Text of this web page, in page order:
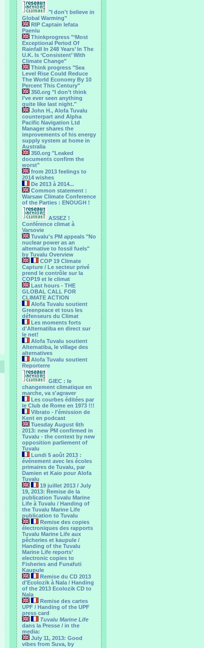
"I don't believe in
Global Warming"
RIP Captain Iefata
Paeniu
Thinkprogress "‘Most
Exceptional Period Of
Rainfall In 248 Years’ In The
U.K. Is ‘Consistent’ With
Climate Change"
Think progress "Sea
Level Rise Could Reduce
The World Economy By 10
Percent This Century"
350.org "I don’t think
I’ve ever seen anything
quite like last night."
John H., Alofa Tuvalu
counterpart and Alpha
Pacific Navigation Ltd
Manager shares the
improvements of his energy
supply system at home in
Australia
350.org "Leaked
documents confirm the
worst"
from 2013 feelings to
2014 wishes
De 2013 à 2014...
Common statement :
Warsaw Climate Conference
of the Parties : ENOUGH !
ASSEZ !
Conférence climat à
Varsovie
Tuvalu's PM appeals "No
nuclear power as an
alternative to fossil fuels"
by Tuvalu Overview
COP 19 Climate
Capture / Le secteur privé
prend le contrôle sur la
COP19 et le climat
Last hours - THE
GLOBAL CALL FOR
CLIMATE ACTION
Alofa Tuvalu soutient
Greenpeace et tous les
défenseurs du Climat
Les moments forts
d'Alternatiba en direct sur
le net!
Alofa Tuvalu soutient
Alternatiba, le village des
alternatives
Alofa Tuvalu soutient
Reporterre
GIEC : le
changement climatique en
marche, va s'agraver
Les courbes éditées par
le Club de Rome en 1973 !!!
Vibrato - l'émission de
Kent en podcast
Tuesday August 6th
2013: new PM confirmed in
Tuvalu - the context by new
opposition parliement of
Tuvalu
Lundi 5 août 2013 :
événement avec les écoles
primaires de Tuvalu, par
Damien et Kaio pour Alofa
Tuvalu
19 juillet 2013 / July
19, 2013: Remise de la
publication Tuvalu Marine
Life à Tuvalu / Handing of
the Tuvalu Marine Life
publication to Tuvalu
Remise des copies
électroniques des rapports
Tuvalu Marine Life aux
pêcheries et kaupule /
Handing of the Tuvalu
Marine Life reports’
electronic copies to
Fisheries and Funafuti
Kaupule
Remise du CD 2013
d'Ecolozik à Nala / Handing
of the 2013 Ecolozik CD to
Nala
Remise des cartes
UPF / Handing of the UPF
press card
Tuvalu Marine Life
dans la Presse / in the
media:
July 11, 2013: Good
vibes from Suva, by